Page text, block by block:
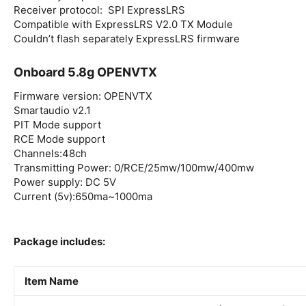
Receiver protocol: SPI ExpressLRS
Compatible with ExpressLRS V2.0 TX Module
Couldn’t flash separately ExpressLRS firmware
Onboard 5.8g OPENVTX
Firmware version: OPENVTX
Smartaudio v2.1
PIT Mode support
RCE Mode support
Channels:48ch
Transmitting Power: 0/RCE/25mw/100mw/400mw
Power supply: DC 5V
Current (5v):650ma~1000ma
Package includes:
Item Name